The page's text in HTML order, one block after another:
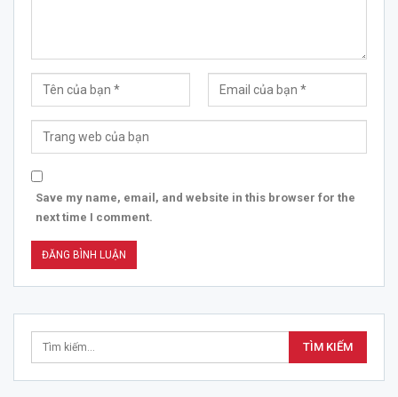
Save my name, email, and website in this browser for the
next time I comment.